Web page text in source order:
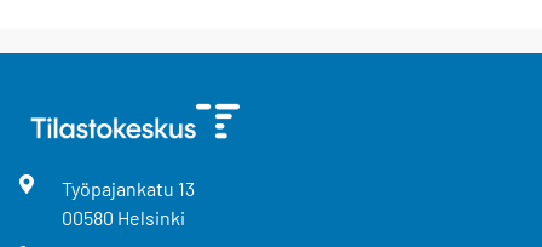
Työpajankatu 13
00580 Helsinki